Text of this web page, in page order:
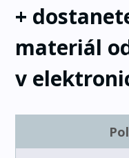
+
materiál
v